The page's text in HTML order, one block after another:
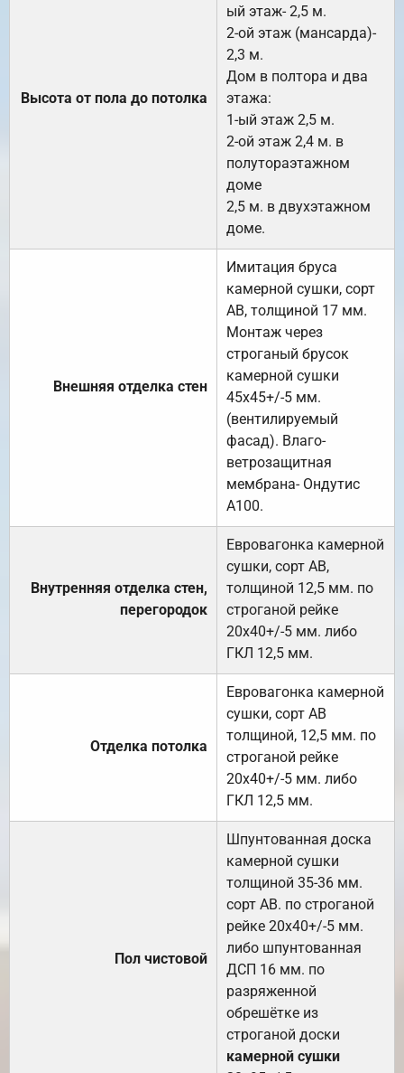
Высота от пола до потолка
ый этаж- 2,5 м.
2-ой этаж (мансарда)-
2,3 м.
Дом в полтора и два
этажа:
1-ый этаж 2,5 м.
2-ой этаж 2,4 м. в
полутораэтажном
доме
2,5 м. в двухэтажном
доме.
Внешняя отделка стен
Имитация бруса
камерной сушки, сорт
АВ, толщиной 17 мм.
Монтаж через
строганый брусок
камерной сушки
45х45+/-5 мм.
(вентилируемый
фасад). Влаго-
ветрозащитная
мембрана- Ондутис
А100.
Внутренняя отделка стен,
перегородок
Евровагонка камерной
сушки, сорт АВ,
толщиной 12,5 мм. по
строганой рейке
20х40+/-5 мм. либо
ГКЛ 12,5 мм.
Отделка потолка
Евровагонка камерной
сушки, сорт АВ
толщиной, 12,5 мм. по
строганой рейке
20х40+/-5 мм. либо
ГКЛ 12,5 мм.
Пол чистовой
Шпунтованная доска
камерной сушки
толщиной 35-36 мм.
сорт АВ. по строганой
рейке 20х40+/-5 мм.
либо шпунтованная
ДСП 16 мм. по
разряженной
обрешётке из
строганой доски
камерной сушки